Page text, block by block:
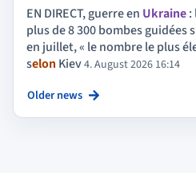
EN DIRECT, guerre en Ukraine:
plus de 8 300 bombes
en juillet, « le nombre le plus
selon Kiev4. August 2026 16:14
Older news